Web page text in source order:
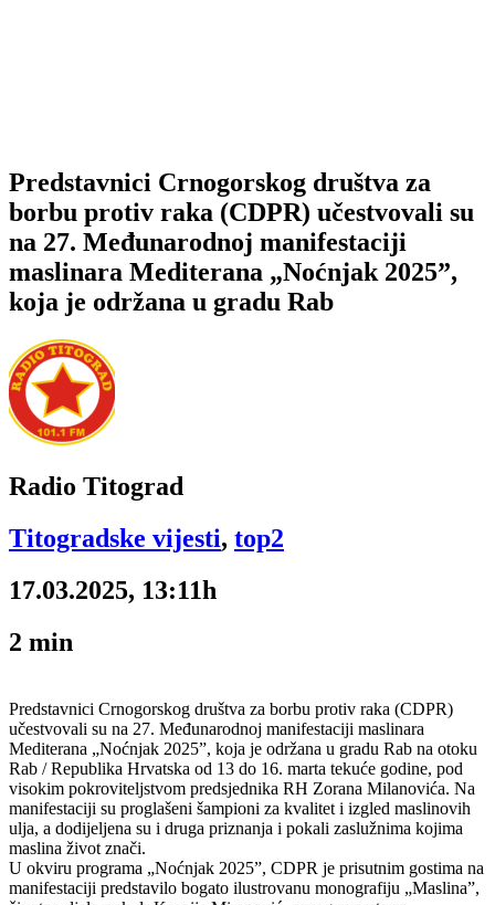
Predstavnici Crnogorskog društva za
borbu protiv raka (CDPR) učestvovali su
na 27. Međunarodnoj manifestaciji
maslinara Mediterana „Noćnjak 2025”,
koja je održana u gradu Rab
Radio Titograd
Titogradske vijesti, top2
17.03.2025, 13:11h
2 min
Predstavnici Crnogorskog društva za borbu protiv raka (CDPR)
učestvovali su na 27. Međunarodnoj manifestaciji maslinara
Mediterana „Noćnjak 2025”, koja je održana u gradu Rab na otoku
Rab / Republika Hrvatska od 13 do 16. marta tekuće godine, pod
visokim pokroviteljstvom predsjednika RH Zorana Milanovića. Na
manifestaciji su proglašeni šampioni za kvalitet i izgled maslinovih
ulja, a dodijeljena su i druga priznanja i pokali zaslužnima kojima
maslina život znači.
U okviru programa „Noćnjak 2025”, CDPR je prisutnim gostima na
manifestaciji predstavilo bogato ilustrovanu monografiju „Maslina”,